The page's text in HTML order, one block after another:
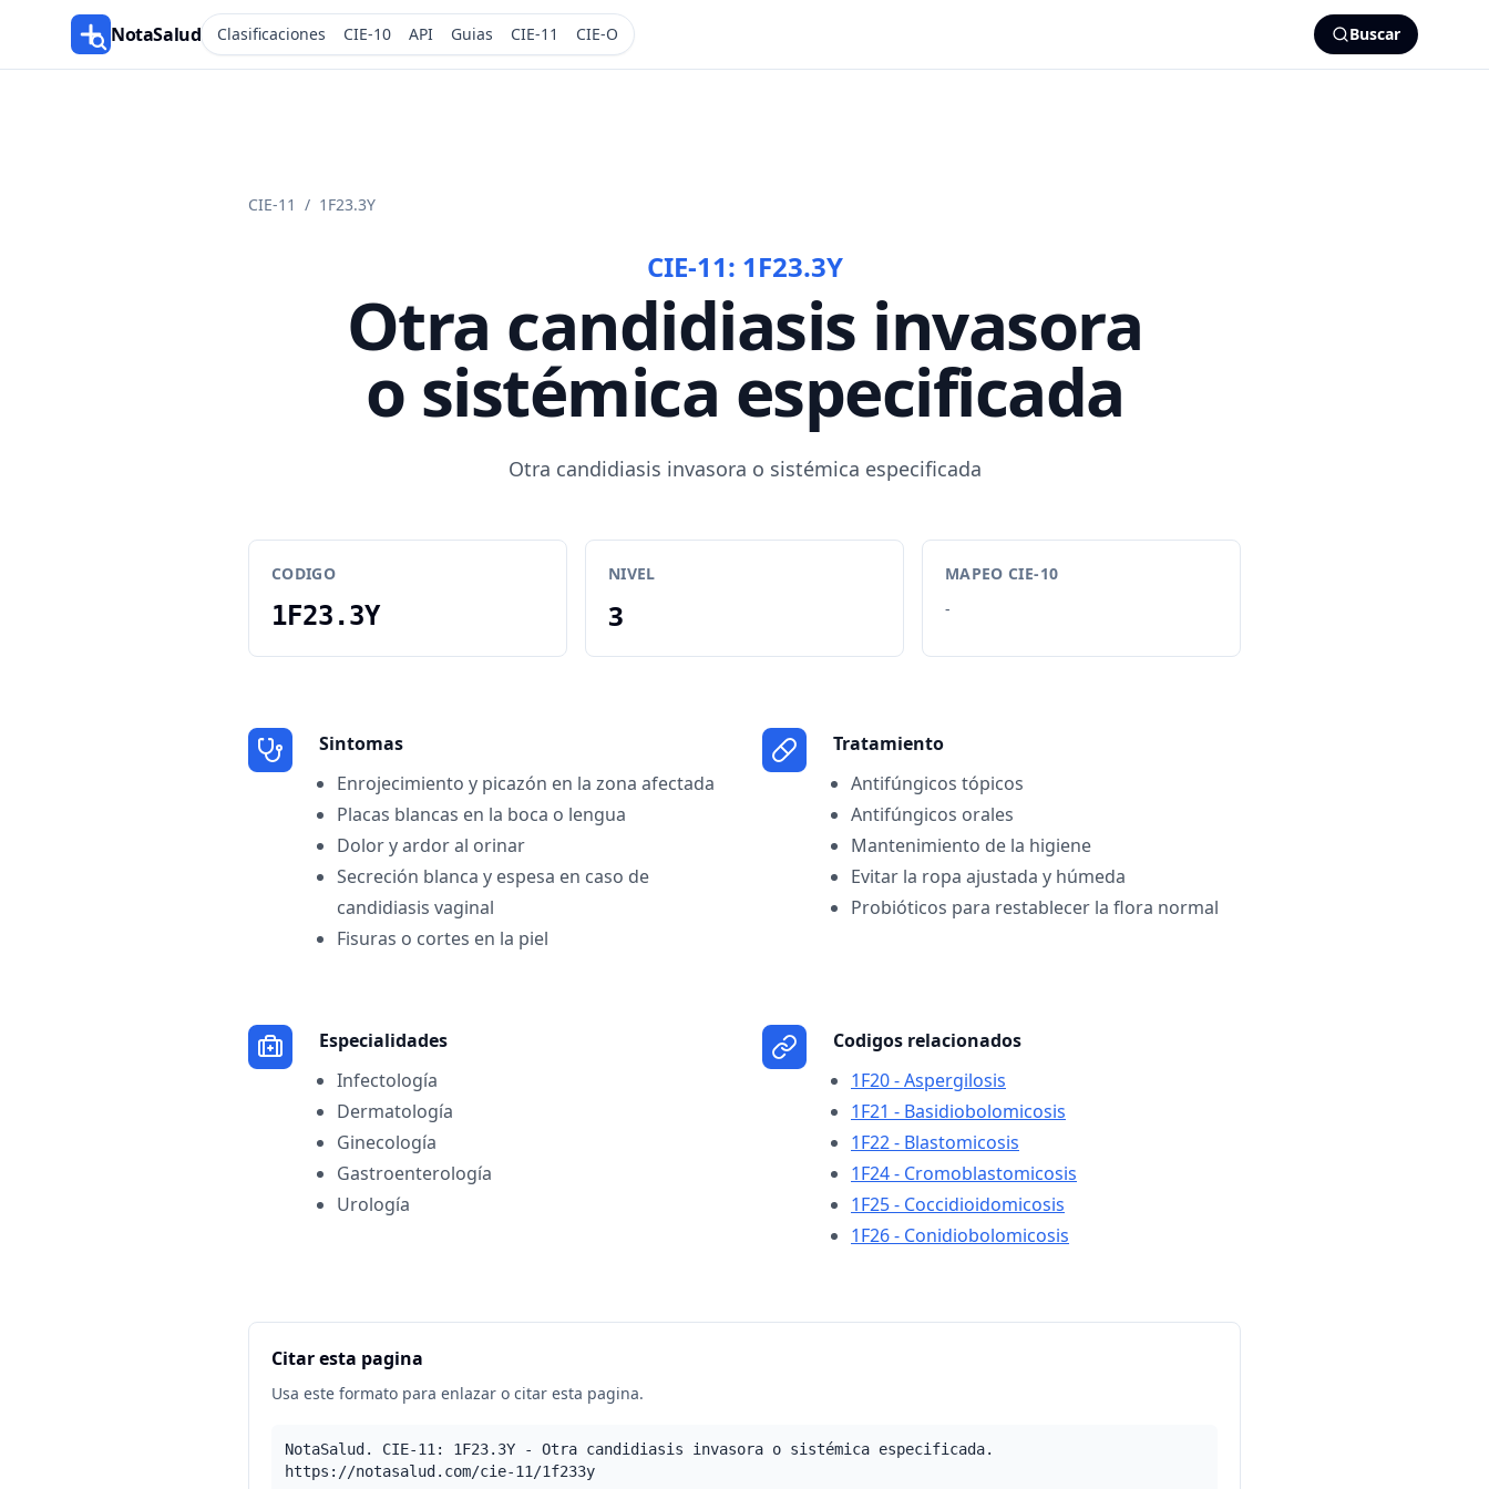
NotaSalud Clasificaciones CIE-10 API Guias CIE-11 CIE-O Buscar
CIE-11 / 1F23.3Y
CIE-11: 1F23.3Y
Otra candidiasis invasora
o sistémica especificada
Otra candidiasis invasora o sistémica especificada
CODIGO
1F23.3Y
NIVEL
3
MAPEO CIE-10
-
Sintomas
Enrojecimiento y picazón en la zona afectada
Placas blancas en la boca o lengua
Dolor y ardor al orinar
Secreción blanca y espesa en caso de
candidiasis vaginal
Fisuras o cortes en la piel
Tratamiento
Antifúngicos tópicos
Antifúngicos orales
Mantenimiento de la higiene
Evitar la ropa ajustada y húmeda
Probióticos para restablecer la flora normal
Especialidades
Infectología
Dermatología
Ginecología
Gastroenterología
Urología
Codigos relacionados
1F20 - Aspergilosis
1F21 - Basidiobolomicosis
1F22 - Blastomicosis
1F24 - Cromoblastomicosis
1F25 - Coccidioidomicosis
1F26 - Conidiobolomicosis
Citar esta pagina
Usa este formato para enlazar o citar esta pagina.
NotaSalud. CIE-11: 1F23.3Y - Otra candidiasis invasora o sistémica especificada.
https://notasalud.com/cie-11/1f233y